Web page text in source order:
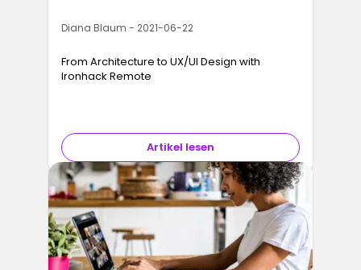
Diana Blaum - 2021-06-22
From Architecture to UX/UI Design with
Ironhack Remote
Artikel lesen